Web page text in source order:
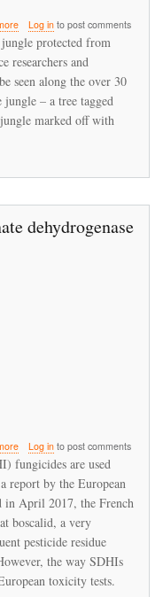
about
The
Origin
of
the
Insect
Apocalypse
can
Selva
Log into post comments
protected from
researchers and
seen along the over 30
– a tree tagged
marked off with
dehydrogenase
about
Risks
associated
with
Succinate
dehydrogenase
inhibitor
(SDHI)
fungicides
Log into post comments
fungicides are used
report by the European
April 2017, the French
boscalid, a very
pesticide residue
the way SDHIs
toxicity tests.